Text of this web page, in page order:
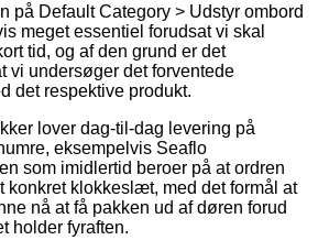
på Default Category > Udstyr ombord
meget essentiel forudsat vi skal
tid, og af den grund er det
vi undersøger det forventede
det respektive produkt.
lover dag-til-dag levering på
eksempelvis Seaflo
som imidlertid beroer på at ordren
konkret klokkeslæt, med det formål at
nå at få pakken ud af døren forud
holder fyraften.